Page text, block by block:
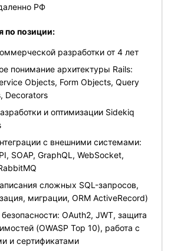
РФ
по позиции:
разработки от 4 лет
понимание архитектуры Rails:
Objects, Form Objects, Query
Decorators
и оптимизации Sidekiq
с внешними системами:
SOAP, GraphQL, WebSocket,
сложных SQL-запросов,
миграции, ORM ActiveRecord)
OAuth2, JWT, защита
(OWASP Top 10), работа с
и сертификатами